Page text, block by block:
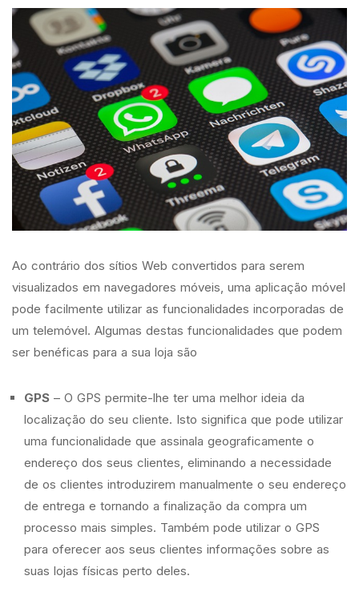
Ao contrário dos sítios Web convertidos para serem
visualizados em navegadores móveis, uma aplicação móvel
pode facilmente utilizar as funcionalidades incorporadas de
um telemóvel. Algumas destas funcionalidades que podem
ser benéficas para a sua loja são
GPS – O GPS permite-lhe ter uma melhor ideia da
localização do seu cliente. Isto significa que pode utilizar
uma funcionalidade que assinala geograficamente o
endereço dos seus clientes, eliminando a necessidade
de os clientes introduzirem manualmente o seu endereço
de entrega e tornando a finalização da compra um
processo mais simples. Também pode utilizar o GPS
para oferecer aos seus clientes informações sobre as
suas lojas físicas perto deles.